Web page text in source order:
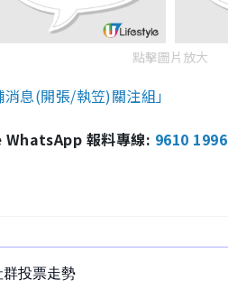
點擊圖片放大
息(開張/執笠)關注組」
報料專線: 9610 1996